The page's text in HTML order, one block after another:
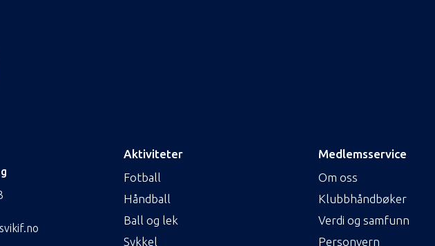
Aktiviteter
Fotball
Håndball
Ball og lek
Sykkel
Medlemsservice
Om oss
Klubbhåndbøker
Verdi og samfunn
Personvern